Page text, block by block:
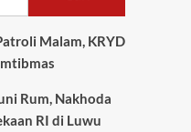
Malam, KRYD
Rum, Nakhoda
RI di Luwu